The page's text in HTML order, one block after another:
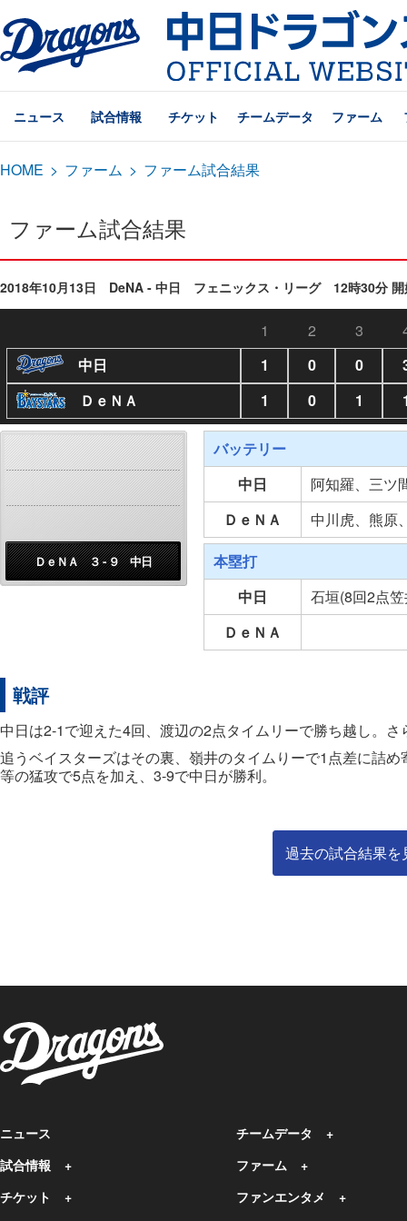
ニュース 試合情報 チケット チームデータ ファーム
HOME > ファーム > ファーム試合結果
ファーム試合結果
2018年10月13日 DeNA - 中日 フェニックス・リーグ 12時30分 開
1 2 3
中日
1 0 0
ＤｅＮＡ
1 0 1
ＤｅＮＡ ３ - ９ 中日
バッテリー
中日
阿知羅、三ツ
ＤｅＮＡ
中川虎、熊原
本塁打
中日
石垣(8回2点
ＤｅＮＡ
戦評
中日は2-1で迎えた4回、渡辺の2点タイムリーで勝ち越し。
追うベイスターズはその裏、嶺井のタイムりーで1点差に詰
等の猛攻で5点を加え、3-9で中日が勝利。
過去の試合結果
ニュース
試合情報
チケット
チームデータ
ファーム
ファンエンタメ